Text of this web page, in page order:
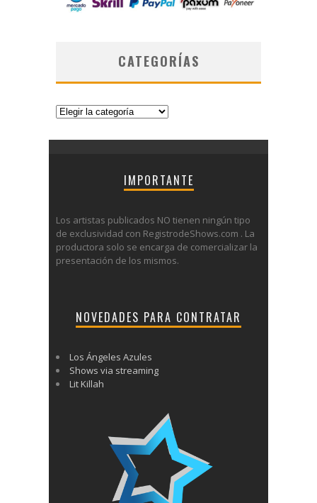
CATEGORÍAS
Categorías
IMPORTANTE
Los artistas publicados NO tienen ningún tipo
de exclusividad con RegistrodeShows.com . La
productora solo se encarga de comercializar la
presentación de los mismos.
NOVEDADES PARA CONTRATAR
Los Ángeles Azules
Shows via streaming
Lit Killah